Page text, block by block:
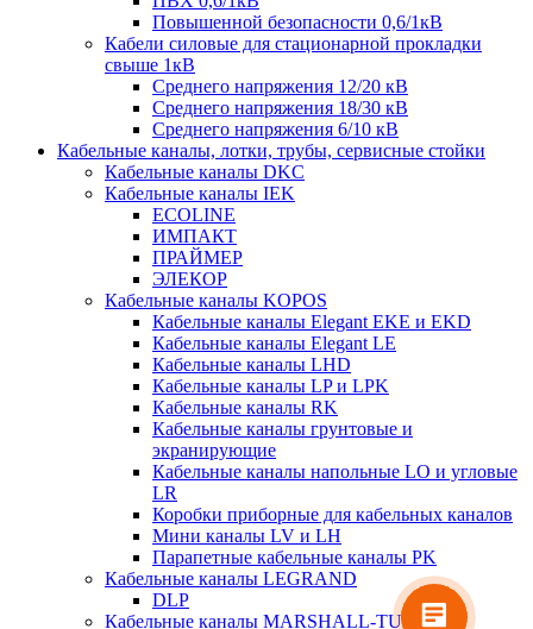
Повышенной безопасности 0,6/1кВ
Кабели силовые для стационарной прокладки
свыше 1кВ
Среднего напряжения 12/20 кВ
Среднего напряжения 18/30 кВ
Среднего напряжения 6/10 кВ
Кабельные каналы, лотки, трубы, сервисные стойки
Кабельные каналы DKC
Кабельные каналы IEK
ECOLINE
ИМПАКТ
ПРАЙМЕР
ЭЛЕКОР
Кабельные каналы KOPOS
Кабельные каналы Elegant EKE и EKD
Кабельные каналы Elegant LE
Кабельные каналы LHD
Кабельные каналы LP и LPK
Кабельные каналы RK
Кабельные каналы грунтовые и
экранирующие
Кабельные каналы напольные LO и угловые
LR
Коробки приборные для кабельных каналов
Мини каналы LV и LH
Парапетные кабельные каналы PK
Кабельные каналы LEGRAND
DLP
Кабельные каналы MARSHALL-TUFFLEX